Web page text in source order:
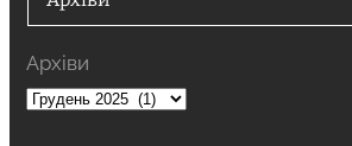
Архіви